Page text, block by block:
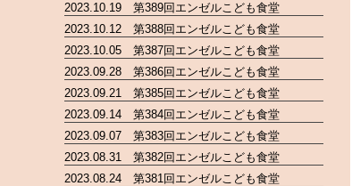
2023.10.19 第389回エンゼルこども食堂
2023.10.12 第388回エンゼルこども食堂
2023.10.05 第387回エンゼルこども食堂
2023.09.28 第386回エンゼルこども食堂
2023.09.21 第385回エンゼルこども食堂
2023.09.14 第384回エンゼルこども食堂
2023.09.07 第383回エンゼルこども食堂
2023.08.31 第382回エンゼルこども食堂
2023.08.24 第381回エンゼルこども食堂